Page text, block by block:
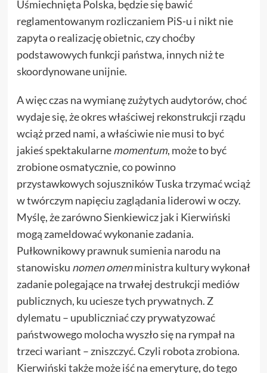
Uśmiechnięta Polska, będzie się bawić
reglamentowanym rozliczaniem PiS-u i nikt nie
zapyta o realizację obietnic, czy choćby
podstawowych funkcji państwa, innych niż te
skoordynowane unijnie.
A więc czas na wymianę zużytych audytorów, choć
wydaje się, że okres właściwej rekonstrukcji rządu
wciąż przed nami, a właściwie nie musi to być
jakieś spektakularnemomentum, może to być
zrobione osmatycznie, co powinno
przystawkowych sojuszników Tuska trzymać wciąż
w twórczym napięciu zaglądania liderowi w oczy.
Myślę, że zarówno Sienkiewicz jak i Kierwiński
mogą zameldować wykonanie zadania.
Pułkownikowy prawnuk sumienia narodu na
stanowisku nomen omenministra kultury wykonał
zadanie polegające na trwałej destrukcji mediów
publicznych, ku uciesze tych prywatnych. Z
dylematu – upubliczniać czy prywatyzować
państwowego molocha wyszło się na rympał na
trzeci wariant – zniszczyć. Czyli robota zrobiona.
Kierwiński także może iść na emeryturę, do tego